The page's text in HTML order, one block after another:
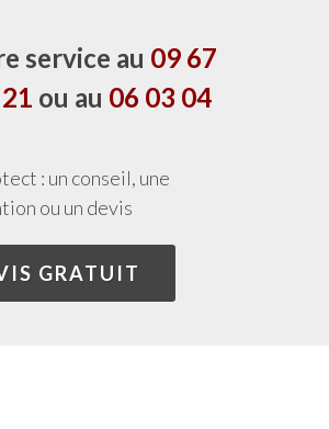
service au 09 67
ou au 06 03 04
: un conseil, une
ou un devis
GRATUIT